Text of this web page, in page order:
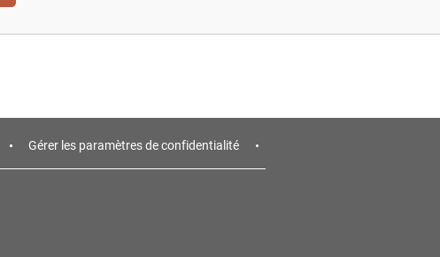
Gérer les paramètres de confidentialité